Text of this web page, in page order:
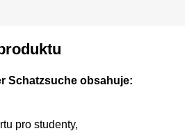
Schatzsuche obsahuje:
pro studenty,